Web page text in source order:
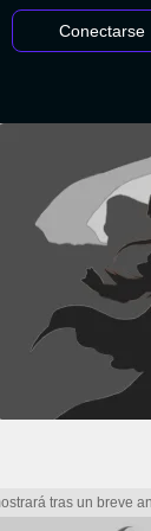
Conectarse